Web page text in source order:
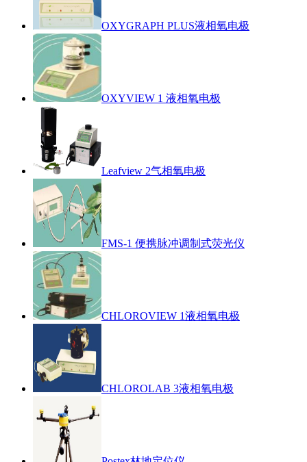
OXYGRAPH PLUS液相氧电极
OXYVIEW 1 液相氧电极
Leafview 2气相氧电极
FMS-1 便携脉冲调制式荧光仪
CHLOROVIEW 1液相氧电极
CHLOROLAB 3液相氧电极